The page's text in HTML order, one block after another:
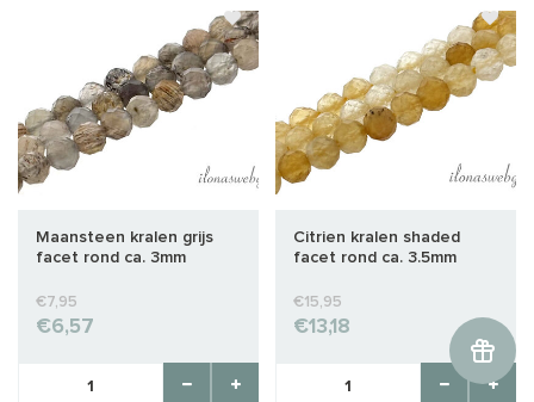
Maansteen kralen grijs
facet rond ca. 3mm
€7,95
€6,57
Citrien kralen shaded
facet rond ca. 3.5mm
€15,95
€13,18